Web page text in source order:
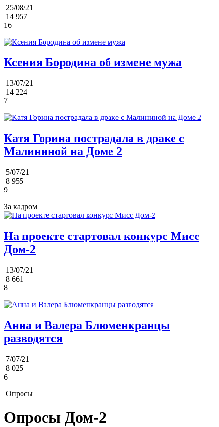
25/08/21
14 957
16
Ксения Бородина об измене мужа
13/07/21
14 224
7
Катя Горина пострадала в драке с
Малининой на Доме 2
5/07/21
8 955
9
За кадром
На проекте стартовал конкурс Мисс
Дом-2
13/07/21
8 661
8
Анна и Валера Блюменкранцы
разводятся
7/07/21
8 025
6
Опросы
Опросы Дом-2